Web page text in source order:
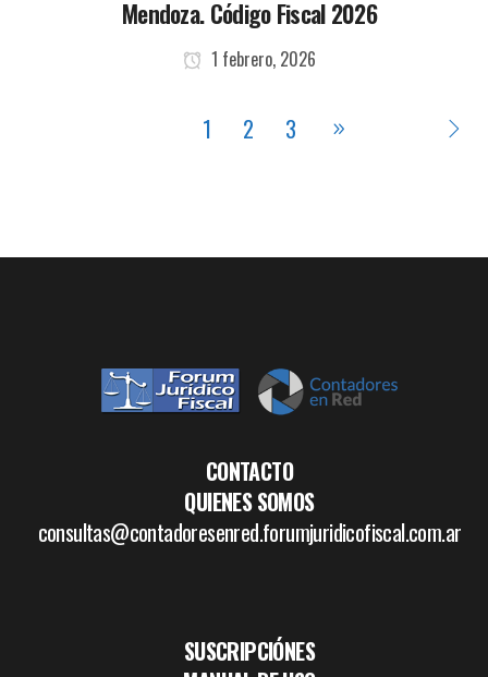
Mendoza. Código Fiscal 2026
1 febrero, 2026
1 2 3
CONTACTO
QUIENES SOMOS
consultas@contadoresenred.forumjuridicofiscal.com.ar
SUSCRIPCIÓNES